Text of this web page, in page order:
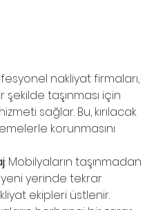
nakliyat firmaları,
şekilde taşınması için
sağlar. Bu, kırılacak
korunmasını
: Mobilyaların taşınmadan
yerinde tekrar
ekipleri üstlenir.